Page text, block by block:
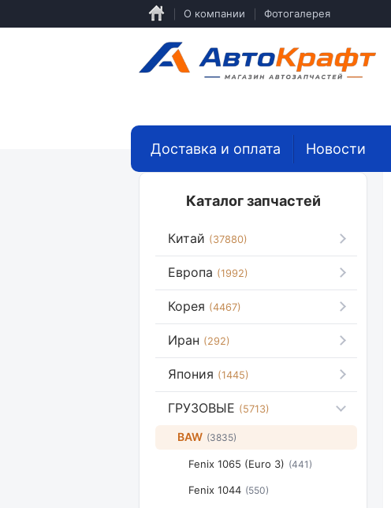
основному
О компании Фотогалерея
Доставка и оплата Новости
Каталог запчастей
Китай (37880)
Европа (1992)
Корея (4467)
Иран (292)
Япония (1445)
ГРУЗОВЫЕ (5713)
BAW (3835)
Fenix 1065 (Euro 3) (441)
Fenix 1044 (550)